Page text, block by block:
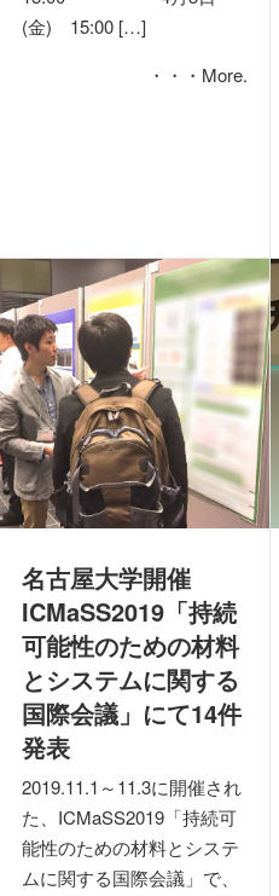
(金) 15:00 […]
・・・More.
名古屋大学開催
ICMaSS2019「持続
可能性のための材料
とシステムに関する
国際会議」にて14件
発表
2019.11.1～11.3に開催され
た、ICMaSS2019「持続可
能性のための材料とシステ
ムに関する国際会議」で、